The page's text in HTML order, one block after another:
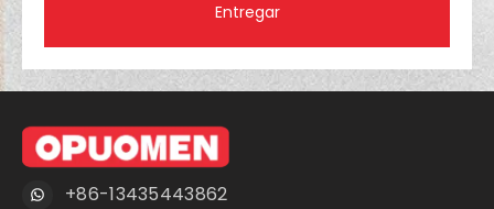
Entregar
+86-13435443862